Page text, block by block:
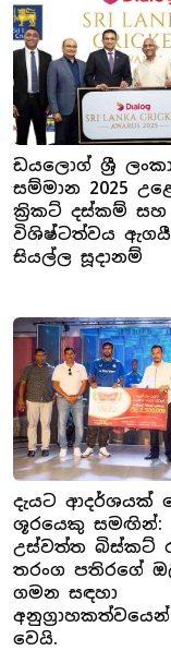
ඩයලොග් ශ්‍රී
සම්මාන 2025
ක්‍රිකට් දස්කම් සහ
විශිෂ්ටත්වය
සියල්ල සූදානම්
දැයට ආදර්ශයක්
ශූරයෙකු සමඟින්:
උස්වත්ත බිස්කට්
තරංග පතිරගේ
ගමන සඳහා
වෙයි.